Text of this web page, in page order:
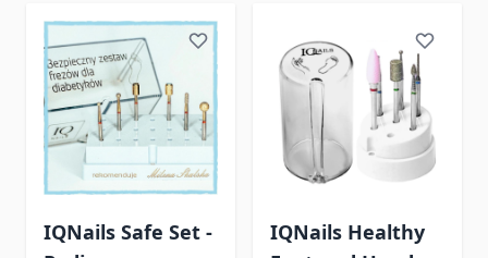
IQNails Safe Set -
IQNails Healthy